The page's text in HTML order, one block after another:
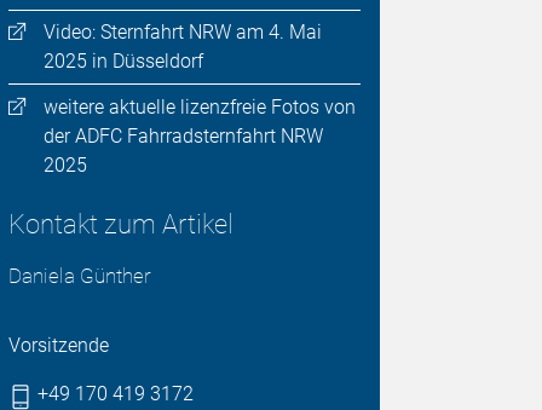
Video: Sternfahrt NRW am 4. Mai
2025 in Düsseldorf
weitere aktuelle lizenzfreie Fotos von
der ADFC Fahrradsternfahrt NRW
2025
Kontakt zum Artikel
Daniela Günther
Vorsitzende
+49 170 419 3172